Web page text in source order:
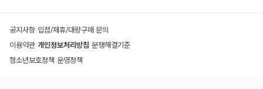
공지사항 입점/제휴/대량구매 문의
이용약관 개인정보처리방침 분쟁해결기준
청소년보호정책 운영정책